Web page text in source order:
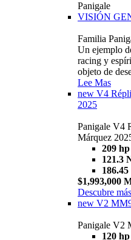
Panigale
VISIÓN
Familia
Un ejemplo
racing y
objeto de
Lee Mas
new V4
2025
Panigale V4
Márquez
209 hp
121.3
$1,993,000
Descubre más
new V2
Panigale V2
120 hp